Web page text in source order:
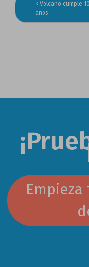
Navegación
Volcano cumple 10
años